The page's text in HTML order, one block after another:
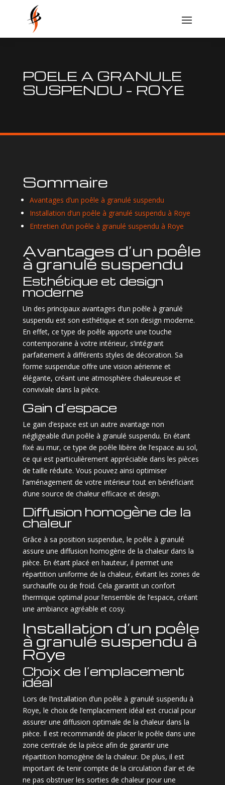
POELE A GRANULE
SUSPENDU – ROYE
Sommaire
Avantages d’un poêle à granulé suspendu
Installation d’un poêle à granulé suspendu à Roye
Entretien d’un poêle à granulé suspendu à Roye
Avantages d’un poêle
à granulé suspendu
Esthétique et design
moderne
Un des principaux avantages d’un poêle à granulé
suspendu est son esthétique et son design moderne.
En effet, ce type de poêle apporte une touche
contemporaine à votre intérieur, s’intégrant
parfaitement à différents styles de décoration. Sa
forme suspendue offre une vision aérienne et
élégante, créant une atmosphère chaleureuse et
conviviale dans la pièce.
Gain d’espace
Le gain d’espace est un autre avantage non
négligeable d’un poêle à granulé suspendu. En étant
fixé au mur, ce type de poêle libère de l’espace au sol,
ce qui est particulièrement appréciable dans les pièces
de taille réduite. Vous pouvez ainsi optimiser
l’aménagement de votre intérieur tout en bénéficiant
d’une source de chaleur efficace et design.
Diffusion homogène de la
chaleur
Grâce à sa position suspendue, le poêle à granulé
assure une diffusion homogène de la chaleur dans la
pièce. En étant placé en hauteur, il permet une
répartition uniforme de la chaleur, évitant les zones de
surchauffe ou de froid. Cela garantit un confort
thermique optimal pour l’ensemble de l’espace, créant
une ambiance agréable et cosy.
Installation d’un poêle
à granulé suspendu à
Roye
Choix de l’emplacement
idéal
Lors de l’installation d’un poêle à granulé suspendu à
Roye, le choix de l’emplacement idéal est crucial pour
assurer une diffusion optimale de la chaleur dans la
pièce. Il est recommandé de placer le poêle dans une
zone centrale de la pièce afin de garantir une
répartition homogène de la chaleur. De plus, il est
important de tenir compte de la circulation d’air et de
ne pas obstruer les sorties de chaleur pour une